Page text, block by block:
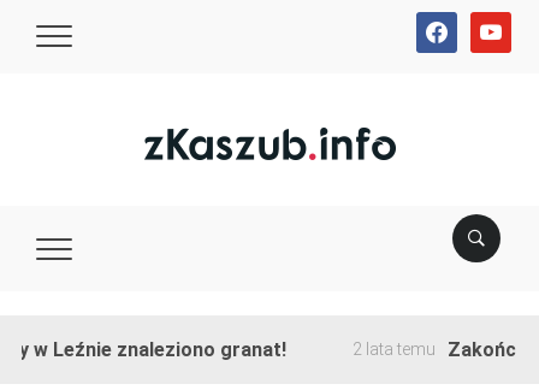
facebookyoutube
znaleziono granat! 2 lata temu Zakończono